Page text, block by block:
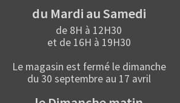
du Mardi au Samedi
de 8H à 12H30
et de 16H à 19H30
Le magasin est fermé le dimanche
du 30 septembre au 17 avril